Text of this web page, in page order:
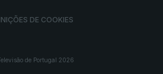
DE COOKIES
de Portugal 2026